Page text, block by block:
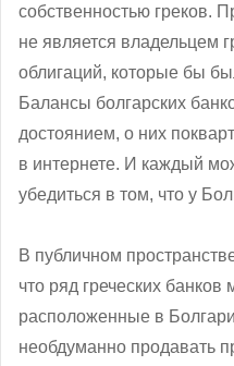
собственностью греков.
не является владельцем
облигаций, которые бы
Балансы болгарских
достоянием, о них
в интернете. И каждый
убедиться в том, что у
В публичном
что ряд греческих банков
расположенные в
необдуманно продавать